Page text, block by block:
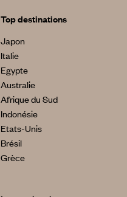
Top destinations
Japon
Italie
Egypte
Australie
Afrique du Sud
Indonésie
Etats-Unis
Brésil
Grèce